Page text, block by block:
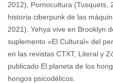
2012), Pornocultura (Tusquets,
historia ciberpunk de las
2021). Yehya vive en Brooklyn
suplemento «El Cultural» del
en las revistas CTXT, Literal y
publicado El planeta de los
hongos psicodélicos.